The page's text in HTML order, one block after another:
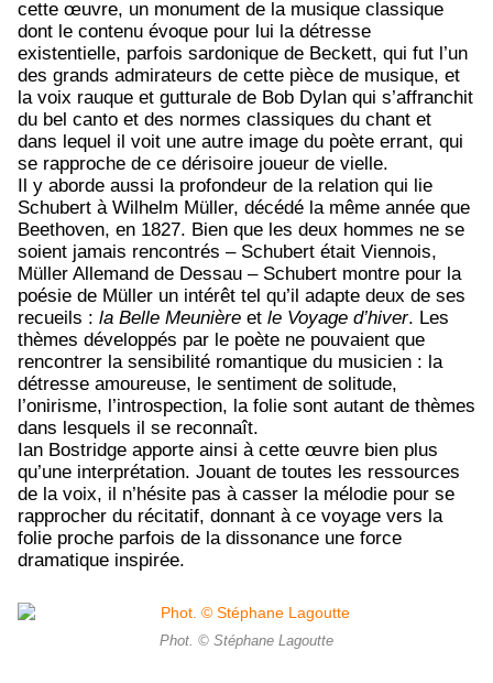
cette œuvre, un monument de la musique classique
dont le contenu évoque pour lui la détresse
existentielle, parfois sardonique de Beckett, qui fut l’un
des grands admirateurs de cette pièce de musique, et
la voix rauque et gutturale de Bob Dylan qui s’affranchit
du bel canto et des normes classiques du chant et
dans lequel il voit une autre image du poète errant, qui
se rapproche de ce dérisoire joueur de vielle.
Il y aborde aussi la profondeur de la relation qui lie
Schubert à Wilhelm Müller, décédé la même année que
Beethoven, en 1827. Bien que les deux hommes ne se
soient jamais rencontrés – Schubert était Viennois,
Müller Allemand de Dessau – Schubert montre pour la
poésie de Müller un intérêt tel qu’il adapte deux de ses
recueils : la Belle Meunière et le Voyage d’hiver. Les
thèmes développés par le poète ne pouvaient que
rencontrer la sensibilité romantique du musicien : la
détresse amoureuse, le sentiment de solitude,
l’onirisme, l’introspection, la folie sont autant de thèmes
dans lesquels il se reconnaît.
Ian Bostridge apporte ainsi à cette œuvre bien plus
qu’une interprétation. Jouant de toutes les ressources
de la voix, il n’hésite pas à casser la mélodie pour se
rapprocher du récitatif, donnant à ce voyage vers la
folie proche parfois de la dissonance une force
dramatique inspirée.
Phot. © Stéphane Lagoutte